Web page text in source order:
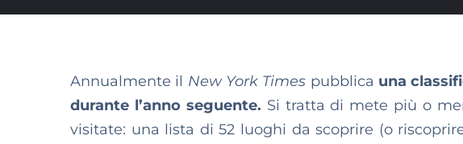
Annualmente il New York Times pubblica una
durante l’anno seguente. Si tratta di mete più o
visitate: una lista di 52 luoghi da scoprire (o